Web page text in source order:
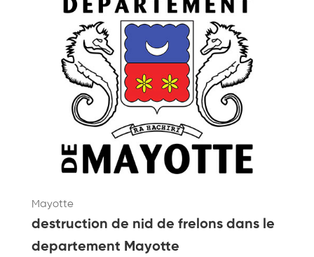
Mayotte
destruction de nid de frelons dans le
departement Mayotte